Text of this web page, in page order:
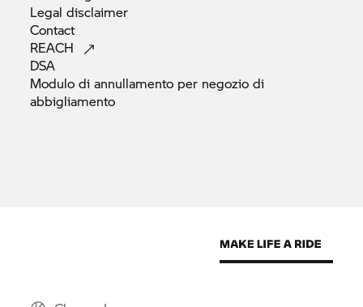
Legaldisclaimer
Contact
REACH
DSA
Modulo di annullamento per negozio di
abbigliamento